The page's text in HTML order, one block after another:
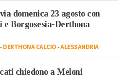
domenica 23 agosto con
Borgosesia-Derthona
-DERTHONA CALCIO-ALESSANDRIA
chiedono a Meloni